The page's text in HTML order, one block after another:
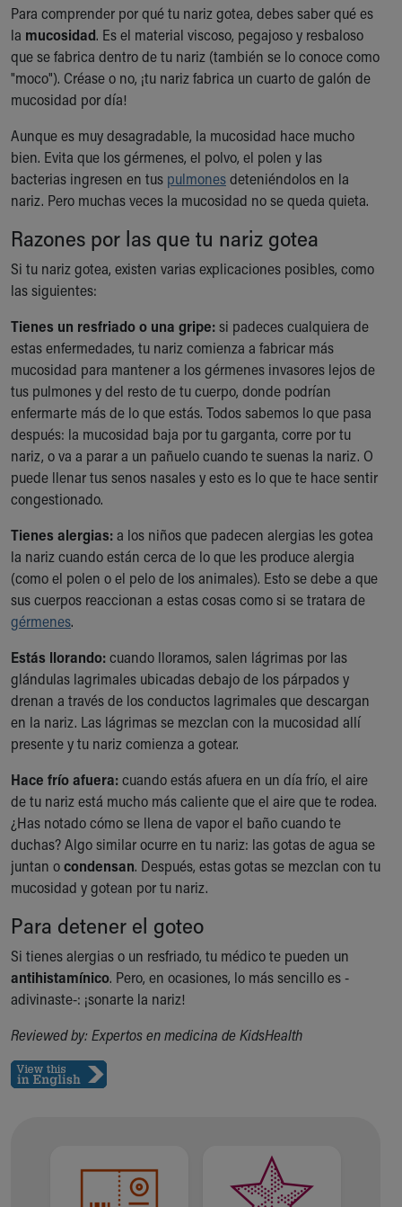
Ronald McDonald House Care Mobile
Health Centers
Symptom Checker
Financial Services
Price Estimates
Sports Health Services Provider for Akron Zips
New Parents
Find a Pediatrics Location
Find a Pediatrician
Make an Appointment
Breastfeeding Medicine
Child Passenger Safety
Safe Sleep
About Akron Children's Pediatrics
Who We Are
Building a Brighter Future
Our Mission, Vision, Promise
Calendar of Events
Community Mission
Connect With Us
Our Culture of Caring
Newsroom
Our Leadership
Quality and Patient Safety
Unity and Engagement
Women's Board
More childhood, please.™
Cincinnati Children's
Your Visit
MyChart Telehealth Visits
Directions
During Your Visit
Financial Services
Rest Accommodations
Visiting
Gift Shop
Department of Public Safety
Health Info
Health Information
Healthy Info, Healthy Kids
Inside Children's Blog
KidsHealth Topics
Family Library
Educational Resources
Injury Prevention
Medical Records
Para comprender por qué tu nariz gotea, debes saber qué es
la mucosidad. Es el material viscoso, pegajoso y resbaloso
que se fabrica dentro de tu nariz (también se lo conoce como
"moco"). Créase o no, ¡tu nariz fabrica un cuarto de galón de
mucosidad por día!
Aunque es muy desagradable, la mucosidad hace mucho
bien. Evita que los gérmenes, el polvo, el polen y las
bacterias ingresen en tus pulmonesdeteniéndolos en la
nariz. Pero muchas veces la mucosidad no se queda quieta.
Razones por las que tu nariz gotea
Si tu nariz gotea, existen varias explicaciones posibles, como
las siguientes:
Tienes un resfriado o una gripe:si padeces cualquiera de
estas enfermedades, tu nariz comienza a fabricar más
mucosidad para mantener a los gérmenes invasores lejos de
tus pulmones y del resto de tu cuerpo, donde podrían
enfermarte más de lo que estás. Todos sabemos lo que pasa
después: la mucosidad baja por tu garganta, corre por tu
nariz, o va a parar a un pañuelo cuando te suenas la nariz. O
puede llenar tus senos nasales y esto es lo que te hace sentir
congestionado.
Tienes alergias:a los niños que padecen alergias les gotea
la nariz cuando están cerca de lo que les produce alergia
(como el polen o el pelo de los animales). Esto se debe a que
sus cuerpos reaccionan a estas cosas como si se tratara de
gérmenes.
Estás llorando:cuando lloramos, salen lágrimas por las
glándulas lagrimales ubicadas debajo de los párpados y
drenan a través de los conductos lagrimales que descargan
en la nariz. Las lágrimas se mezclan con la mucosidad allí
presente y tu nariz comienza a gotear.
Hace frío afuera:cuando estás afuera en un día frío, el aire
de tu nariz está mucho más caliente que el aire que te rodea.
¿Has notado cómo se llena de vapor el baño cuando te
duchas? Algo similar ocurre en tu nariz: las gotas de agua se
juntan ocondensan. Después, estas gotas se mezclan con tu
mucosidad y gotean por tu nariz.
Para detener el goteo
Si tienes alergias o un resfriado, tu médico te pueden un
antihistamínico. Pero, en ocasiones, lo más sencillo es -
adivinaste-: ¡sonarte la nariz!
Reviewed by: Expertos en medicina de KidsHealth